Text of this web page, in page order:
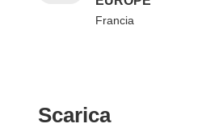
Francia
ScaricaScarica il